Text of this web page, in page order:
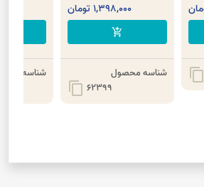
content_copy
1,398,000 تومان
add_shopping_cart
شناسه محصول
62399
content_copy
شناسه